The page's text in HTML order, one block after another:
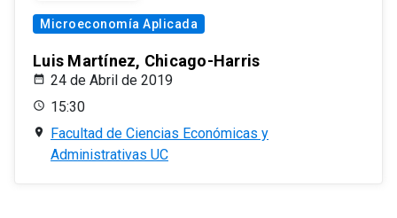
Microeconomía Aplicada
Luis Martínez, Chicago-Harris
24 de Abril de 2019
15:30
Facultad de Ciencias Económicas y
Administrativas UC